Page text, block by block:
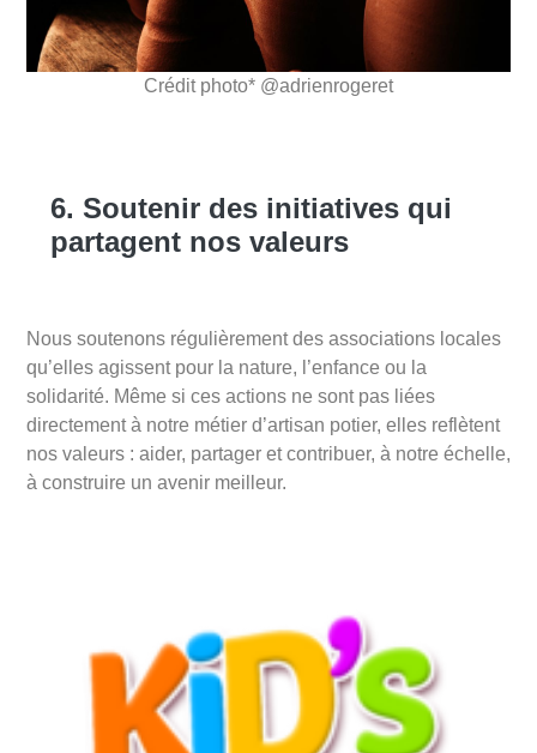
Crédit photo* @adrienrogeret
6. Soutenir des initiatives qui
partagent nos valeurs
Nous soutenons régulièrement des associations locales
qu’elles agissent pour la nature, l’enfance ou la
solidarité. Même si ces actions ne sont pas liées
directement à notre métier d’artisan potier, elles reflètent
nos valeurs : aider, partager et contribuer, à notre échelle,
à construire un avenir meilleur.